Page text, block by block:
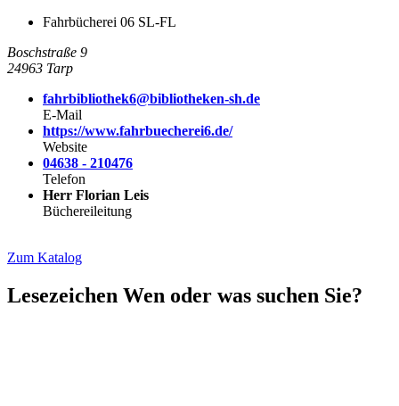
Fahrbücherei 06 SL-FL
Boschstraße 9
24963 Tarp
fahrbibliothek6@bibliotheken-sh.de
E-Mail
https://www.fahrbuecherei6.de/
Website
04638 - 210476
Telefon
Herr Florian Leis
Büchereileitung
Zum Katalog
Lesezeichen Wen oder was suchen Sie?